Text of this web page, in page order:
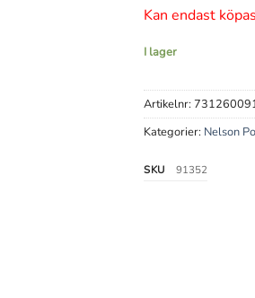
Kan endast
I lager
Artikelnr:
Kategorier: Nelson
SKU 91352